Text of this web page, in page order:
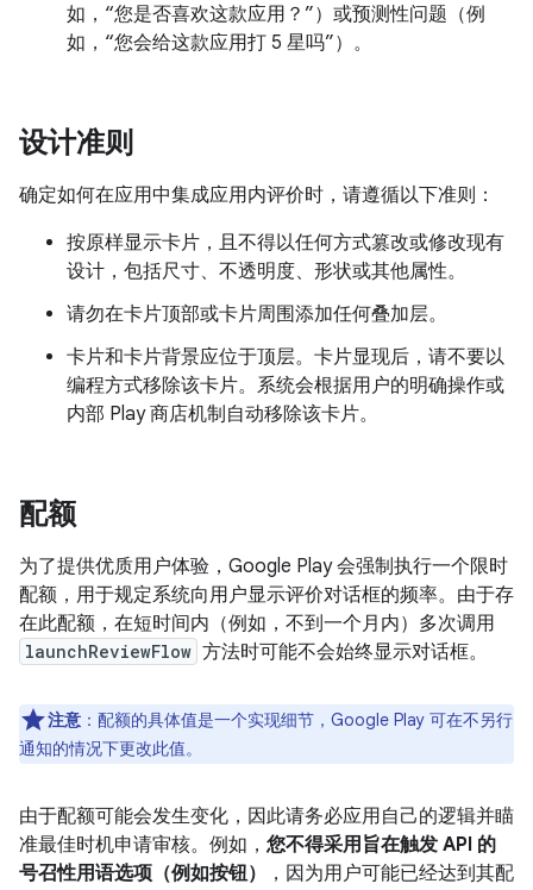
如，“您是否喜欢这款应用？”）或预测性问题（例
如，“您会给这款应用打 5 星吗”）。
设计准则
确定如何在应用中集成应用内评价时，请遵循以下准则：
按原样显示卡片，且不得以任何方式篡改或修改现有
设计，包括尺寸、不透明度、形状或其他属性。
请勿在卡片顶部或卡片周围添加任何叠加层。
卡片和卡片背景应位于顶层。卡片显现后，请不要以
编程方式移除该卡片。系统会根据用户的明确操作或
内部 Play 商店机制自动移除该卡片。
配额
为了提供优质用户体验，Google Play 会强制执行一个限时
配额，用于规定系统向用户显示评价对话框的频率。由于存
在此配额，在短时间内（例如，不到一个月内）多次调用
launchReviewFlow 方法时可能不会始终显示对话框。
注意 ：配额的具体值是一个实现细节，Google Play 可在不另行
通知的情况下更改此值。
由于配额可能会发生变化，因此请务必应用自己的逻辑并瞄
准最佳时机申请审核。例如， 您不得采用旨在触发 API 的
号召性用语选项（例如按钮）
，因为用户可能已经达到其配